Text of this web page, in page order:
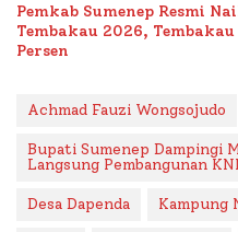
Pemkab Sumenep Resmi
Tembakau 2026,
Persen
Achmad Fauzi Wongsojudo
Bupati Sumenep Dampingi
Langsung Pembangunan
Desa Dapenda Kampung